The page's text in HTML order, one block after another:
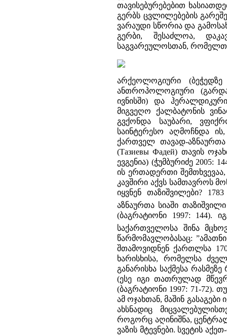
თავისებურებებით
გერბს ცვლილებების
ვარაუდი სწორია და
გერბი, შესაძლოა,
საგვარეულოსთან,
არქეოლოგიური
ანთროპოლოგიური
ივნისში) და
მიგვეღო ქალბატონის
გვქონდა საუბარი,
საინტერესო აღმოჩნდა
ქართველ თავად-
(Тазиевы Фадей) თავის
ევგენია) (ჭუმბურიძე
ის ერთადერთი
კავშირი აქვს სამთავროს
იყვნენ თაზიშვილები?
აზნაურთა სიაში
(ბაგრატიონი 1997: 144).
საქართველოსა შინა
წარმომავლობასაც:
შთამოვიდნენ ქართლსა
ხარისხისა, რომელსა
განარისხა საქმესა
(ესე იგი თათრულად
(ბაგრატიონი 1997: 71-72).
ამ ოჯახთან, მაშინ
ახსნადიც
როგორც აღინიშნა,
ვაზის მტევნები. სვეტის